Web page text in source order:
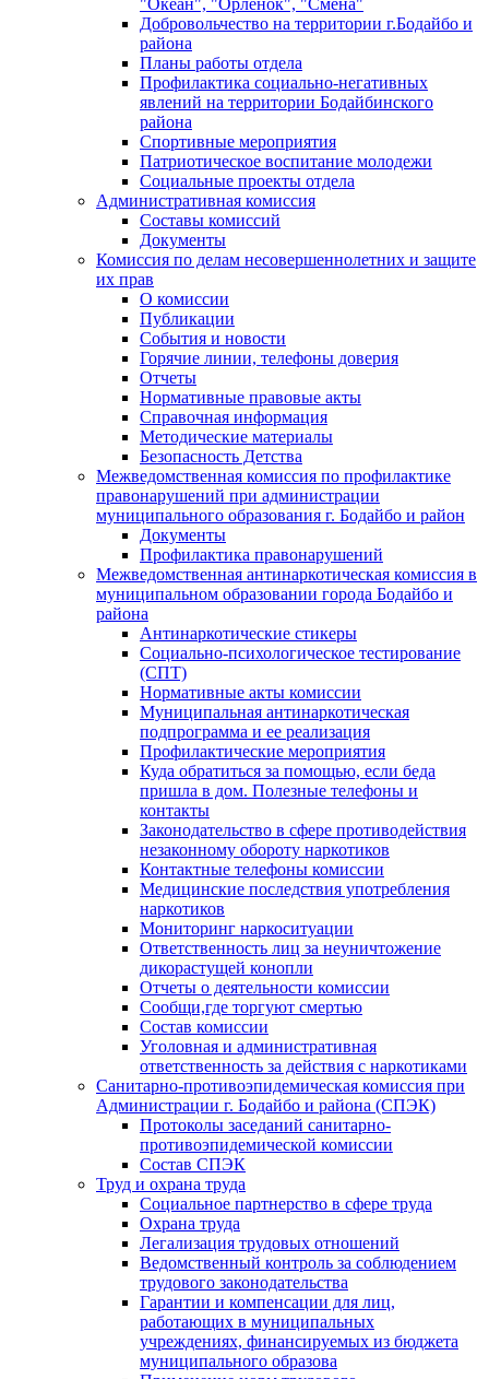
"Океан", "Орленок", "Смена"
Добровольчество на территории г.Бодайбо и
района
Планы работы отдела
Профилактика социально-негативных
явлений на территории Бодайбинского
района
Спортивные мероприятия
Патриотическое воспитание молодежи
Социальные проекты отдела
Административная комиссия
Составы комиссий
Документы
Комиссия по делам несовершеннолетних и защите
их прав
О комиссии
Публикации
События и новости
Горячие линии, телефоны доверия
Отчеты
Нормативные правовые акты
Справочная информация
Методические материалы
Безопасность Детства
Межведомственная комиссия по профилактике
правонарушений при администрации
муниципального образования г. Бодайбо и район
Документы
Профилактика правонарушений
Межведомственная антинаркотическая комиссия в
муниципальном образовании города Бодайбо и
района
Антинаркотические стикеры
Социально-психологическое тестирование
(СПТ)
Нормативные акты комиссии
Муниципальная антинаркотическая
подпрограмма и ее реализация
Профилактические мероприятия
Куда обратиться за помощью, если беда
пришла в дом. Полезные телефоны и
контакты
Законодательство в сфере противодействия
незаконному обороту наркотиков
Контактные телефоны комиссии
Медицинские последствия употребления
наркотиков
Мониторинг наркоситуации
Ответственность лиц за неуничтожение
дикорастущей конопли
Отчеты о деятельности комиссии
Сообщи,где торгуют смертью
Состав комиссии
Уголовная и административная
ответственность за действия с наркотиками
Санитарно-противоэпидемическая комиссия при
Администрации г. Бодайбо и района (СПЭК)
Протоколы заседаний санитарно-
противоэпидемической комиссии
Состав СПЭК
Труд и охрана труда
Социальное партнерство в сфере труда
Охрана труда
Легализация трудовых отношений
Ведомственный контроль за соблюдением
трудового законодательства
Гарантии и компенсации для лиц,
работающих в муниципальных
учреждениях, финансируемых из бюджета
муниципального образова